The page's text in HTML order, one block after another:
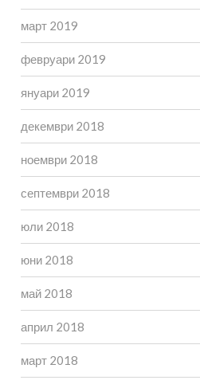
март 2019
февруари 2019
януари 2019
декември 2018
ноември 2018
септември 2018
юли 2018
юни 2018
май 2018
април 2018
март 2018